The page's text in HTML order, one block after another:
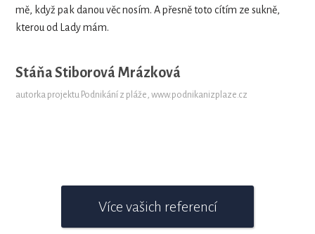
mě, když pak danou věc nosím. A přesně toto cítím ze sukně,
kterou od Lady mám.
Stáňa Stiborová Mrázková
autorka projektu Podnikání z pláže, www.podnikanizplaze.cz
Více vašich referencí